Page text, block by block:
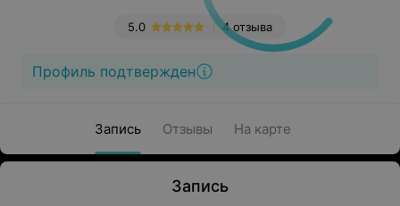
4 отзыва
5.0
Профиль подтвержден
Запись Отзывы На карте
Запись